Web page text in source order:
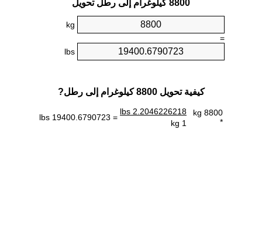
8800 كيلوغرام إلى رطل تحويل
kg
=
lbs
كيفية تحويل 8800 كيلوغرام إلى رطل?
8800 kg
*
2.2046226218 lbs
= 19400.6790723 lbs
1 kg